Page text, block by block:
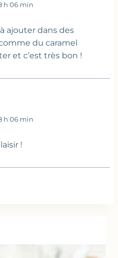
h 06 min
ajouter dans des
du caramel
et c’est très bon !
h 06 min
!